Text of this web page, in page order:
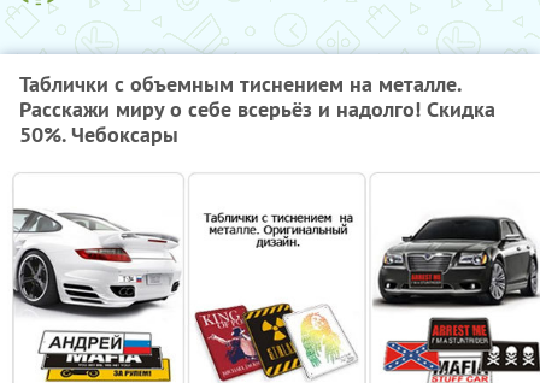
Таблички с объемным тиснением на металле.
Расскажи миру о себе всерьёз и надолго! Скидка
50%. Чебоксары